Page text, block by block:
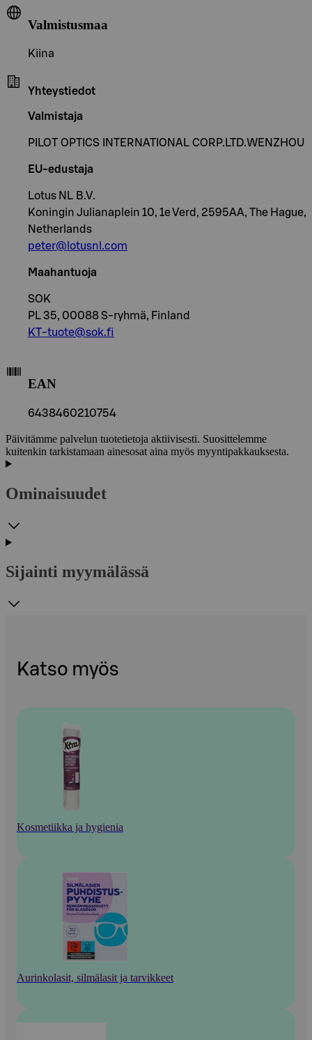
Valmistusmaa
Kiina
Yhteystiedot
Valmistaja
PILOT OPTICS INTERNATIONAL CORP.LTD.WENZHOU
EU-edustaja
Lotus NL B.V.
Koningin Julianaplein 10, 1e Verd, 2595AA, The Hague,
Netherlands
peter@lotusnl.com
Maahantuoja
SOK
PL 35, 00088 S-ryhmä, Finland
KT-tuote@sok.fi
EAN
6438460210754
Päivitämme palvelun tuotetietoja aktiivisesti. Suosittelemme
kuitenkin tarkistamaan ainesosat aina myös myyntipakkauksesta.
Ominaisuudet
Sijainti myymälässä
Katso myös
Kosmetiikka ja hygienia
Aurinkolasit, silmälasit ja tarvikkeet